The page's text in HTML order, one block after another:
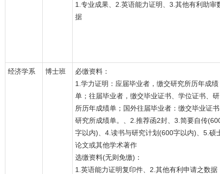
1.专业成果、2.英语能力证明、3.其他有利助审
据
经济学系 博士班
必缴资料：
1.学力证明：应届毕业者，缴交研究所历年成绩
单；往届毕业者，缴交毕业证书、学位证书、
所历年成绩单；国外往届毕业者：缴交毕业证
研究所成绩单。、2.推荐函2封、3.简要自传
字以内)、4.读书与研究计划(600字以内)、5.硕
论文或其他学术著作
选缴资料(无则免缴)：
1.英语能力证明复印件、2.其他有利申请之数据